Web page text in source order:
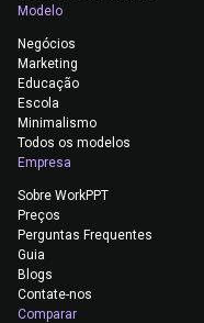
Modelo
Negócios
Marketing
Educação
Escola
Minimalismo
Todos os modelos
Empresa
Sobre WorkPPT
Preços
Perguntas Frequentes
Guia
Blogs
Contate-nos
Comparar